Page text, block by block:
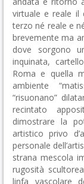
virtuale e reale il
terzo né reale e
brevemente ma
dove sorgono
inquinata,
Roma e quella
ambiente
“risuonano”
recintato
dimostrare la
artistico privo
personale
strana mescola
rugosità
linfa vascolare